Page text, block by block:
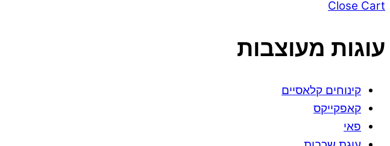
Close Cart
עוגות מעוצבות
קינוחים קלאסיים
קאפקייקס
פאי